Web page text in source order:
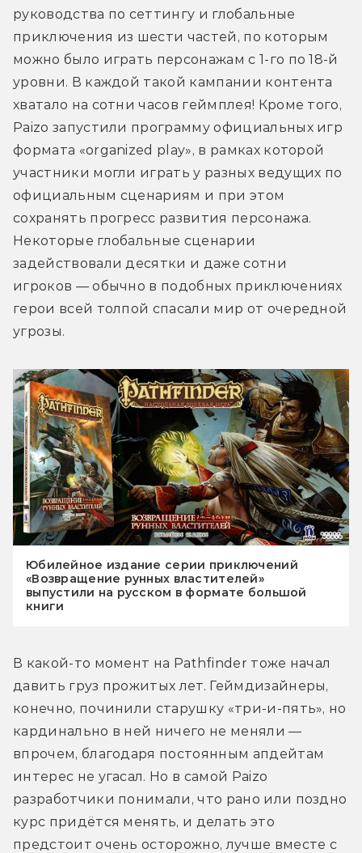
руководства по сеттингу и глобальные
приключения из шести частей, по которым
можно было играть персонажам с 1-го по 18-й
уровни. В каждой такой кампании контента
хватало на сотни часов геймплея! Кроме того,
Paizo запустили программу официальных игр
формата «organized play», в рамках которой
участники могли играть у разных ведущих по
официальным сценариям и при этом
сохранять прогресс развития персонажа.
Некоторые глобальные сценарии
задействовали десятки и даже сотни
игроков — обычно в подобных приключениях
герои всей толпой спасали мир от очередной
угрозы.
Юбилейное издание серии приключений
«Возвращение рунных властителей»
выпустили на русском в формате большой
книги
В какой-то момент на Pathfinder тоже начал
давить груз прожитых лет. Геймдизайнеры,
конечно, починили старушку «три-и-пять», но
кардинально в ней ничего не меняли —
впрочем, благодаря постоянным апдейтам
интерес не угасал. Но в самой Paizo
разработчики понимали, что рано или поздно
курс придётся менять, и делать это
предстоит очень осторожно, лучше вместе с